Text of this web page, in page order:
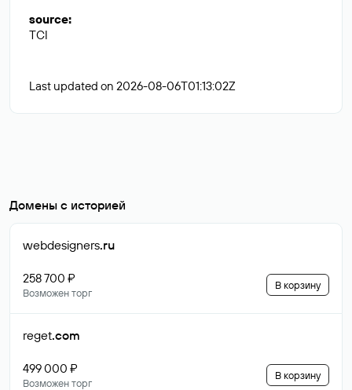
source:
TCI
Last updated on 2026-08-06T01:13:02Z
Домены с историей
webdesigners.ru
258 700 ₽
Возможен торг
В корзину
reget.com
499 000 ₽
Возможен торг
В корзину